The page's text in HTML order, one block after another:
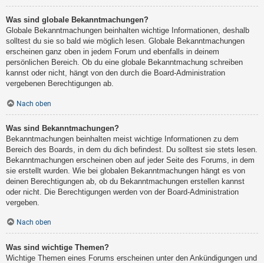
Was sind globale Bekanntmachungen?
Globale Bekanntmachungen beinhalten wichtige Informationen, deshalb
solltest du sie so bald wie möglich lesen. Globale Bekanntmachungen
erscheinen ganz oben in jedem Forum und ebenfalls in deinem
persönlichen Bereich. Ob du eine globale Bekanntmachung schreiben
kannst oder nicht, hängt von den durch die Board-Administration
vergebenen Berechtigungen ab.
Nach oben
Was sind Bekanntmachungen?
Bekanntmachungen beinhalten meist wichtige Informationen zu dem
Bereich des Boards, in dem du dich befindest. Du solltest sie stets lesen.
Bekanntmachungen erscheinen oben auf jeder Seite des Forums, in dem
sie erstellt wurden. Wie bei globalen Bekanntmachungen hängt es von
deinen Berechtigungen ab, ob du Bekanntmachungen erstellen kannst
oder nicht. Die Berechtigungen werden von der Board-Administration
vergeben.
Nach oben
Was sind wichtige Themen?
Wichtige Themen eines Forums erscheinen unter den Ankündigungen und